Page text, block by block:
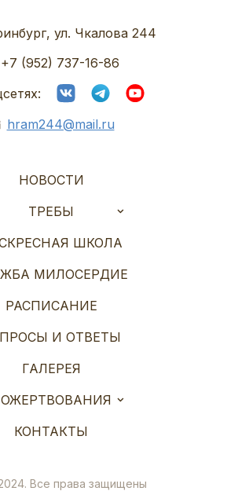
ул. Чкалова 244
+7 (952) 737-16-86
hram244@mail.ru
НОВОСТИ
ТРЕБЫ
ШКОЛА
МИЛОСЕРДИЕ
РАСПИСАНИЕ
И ОТВЕТЫ
ГАЛЕРЕЯ
КОНТАКТЫ
Все права защищены